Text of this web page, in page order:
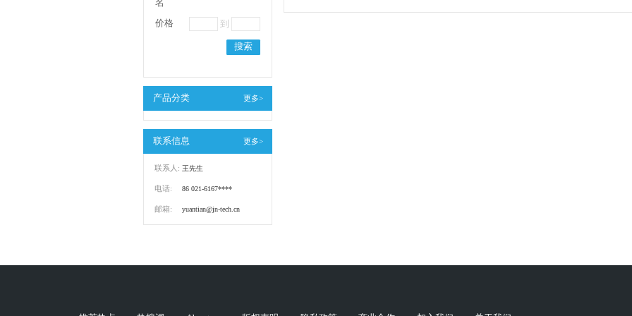
名
价格 到
搜索
产品分类 更多>
联系信息 更多>
联系人: 王先生
电话: 86 021-6167****
邮箱: yuantian@jn-tech.cn